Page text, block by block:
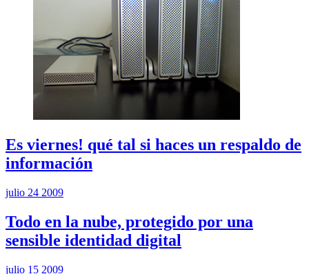
Es viernes! qué tal si haces un respaldo de
información
julio 24 2009
Todo en la nube, protegido por una
sensible identidad digital
julio 15 2009